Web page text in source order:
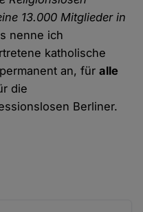
13.000 Mitglieder in
nenne ich
katholische
an, füralle
die
Berliner.